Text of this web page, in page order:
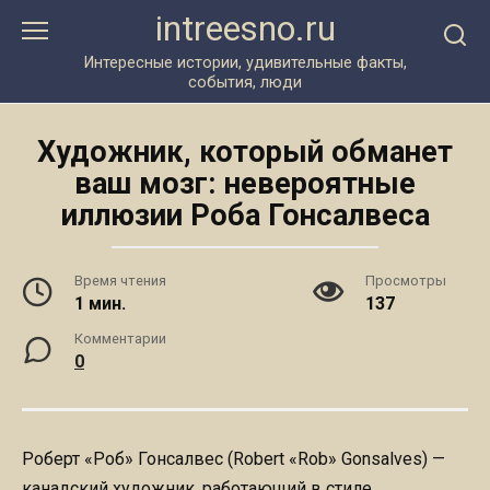
intreesno.ru
Интересные истории, удивительные факты,
события, люди
Художник, который обманет
ваш мозг: невероятные
иллюзии Роба Гонсалвеса
Время чтения
1 мин.
Просмотры
137
Комментарии
0
Роберт «Роб» Гонсалвес (Robert «Rob» Gonsalves) —